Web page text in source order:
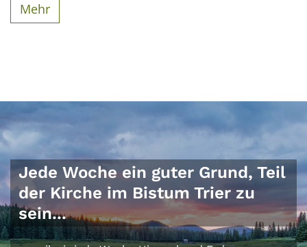
Mehr
Jede Woche ein guter Grund, Teil
der Kirche im Bistum Trier zu
sein...